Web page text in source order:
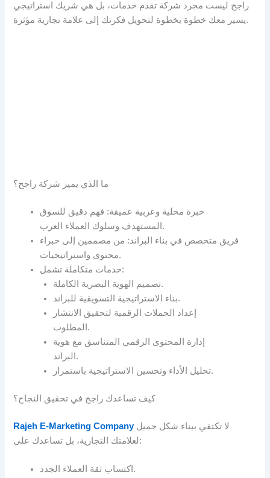
راجح ليست مجرد شركة تقدم خدمات، بل هي شريك استراتيجي
يسير معك خطوة بخطوة لتحويل فكرتك إلى علامة تجارية مؤثرة.
ما الذي يميز شركة راجح؟
خبرة محلية وعربية عميقة: فهم دقيق للسوق
المستهدف وسلوك العملاء العرب.
فريق متخصص في بناء البراند: من مصممين إلى خبراء
محتوى واستراتيجيات.
خدمات متكاملة تشمل:
تصميم الهوية البصرية الكاملة.
بناء الاستراتيجية التسويقية للبراند.
إعداد الحملات الرقمية لتحقيق الانتشار
المطلوب.
إدارة المحتوى الرقمي المتناسق مع هوية
البراند.
تحليل الأداء وتحسين الاستراتيجية باستمرار.
كيف تساعدك راجح في تحقيق النجاح؟
Rajeh E-Marketing Companyلا تكتفي ببناء شكل جميل
لعلامتك التجارية، بل تساعدك على:
اكتساب ثقة العملاء الجدد.